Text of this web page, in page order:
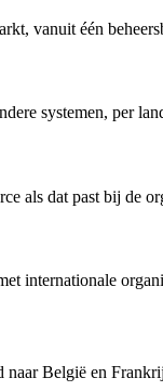
vanuit één
systemen, per
als dat past bij de
internationale
België en